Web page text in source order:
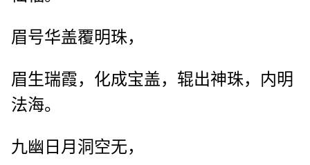
眉号华盖覆明珠，
眉生瑞霞，化成宝盖，辊出神珠，内明
法海。
九幽日月洞空无，